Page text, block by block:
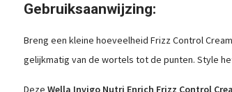
Gebruiksaanwijzing:
Breng een kleine hoeveelheid Frizz Control
gelijkmatig van de wortels tot de punten. Style
Deze Wella Invigo Nutri Enrich Frizz Control